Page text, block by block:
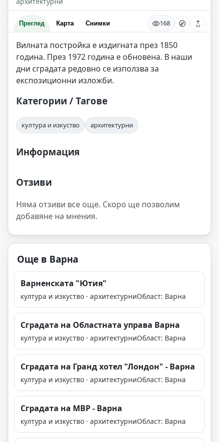
Преглед Карта Снимки 168
Вилната постройка е издигната през 1850
година. През 1972 година е обновена. В наши
дни сградата редовно се използва за
експозиционни изложби.
Категории / Тагове
култура и изкуство архитектурни
Информация
Отзиви
Няма отзиви все още. Скоро ще позволим
добавяне на мнения.
Още в Варна
Варненската "Ютия"
култура и изкуство · архитектурниОбласт: Варна
Сградата на Областната управа Варна
култура и изкуство · архитектурниОбласт: Варна
Сградата на Гранд хотел "Лондон" - Варна
култура и изкуство · архитектурниОбласт: Варна
Сградата на МВР - Варна
култура и изкуство · архитектурниОбласт: Варна